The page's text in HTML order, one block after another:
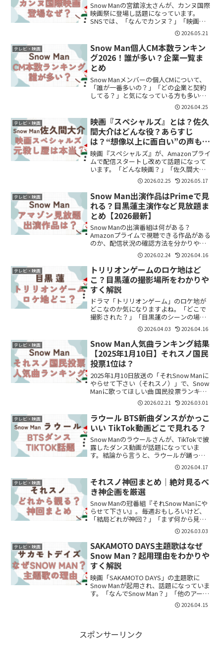
Snow Manの宮舘涼太さんが、カンヌ国際
映画祭に登場し話題になっています。
SNSでは、「なんでカンヌ？」「映画出
てたの？」「海外でも館様してるｗ」と
気になった人も多かったようです。宮舘
さんは今回、映画『黒牢城』チームとし
て参加。さらにフ...
2026.05.21
テレビ・映画
Snow Man個人CM本数ランキン
グ2026！誰が多い？企業一覧ま
とめ
Snow Manメンバーの個人CMについて、
「誰が一番多いの？」「どの企業と契約
してる？」と気になっている方も多いの
ではないでしょうか。結論から言うと、
2026年時点では目黒蓮さんが最多クラス
で、メンバーごとに幅広い企業と契約し
ている状況で...
2026.04.25
テレビ・映画
映画『スペシャルズ』とは？佐久
間大介はどんな役？あらすじ
は？“想像以上に面白い”の声も話
題に
映画『スペシャルズ』が、Amazonプライ
ムで配信スタートし改めて話題になって
います。「どんな映画？」「佐久間大介
は何役？」「アクション系？」「重い作
品？」と気になっている人も多いのでは
ないでしょうか。結論から言うと、『ス
ペシャルズ』は“殺...
2026.02.25 2026.05.17
テレビ・映画
Snow Man出演作品はPrimeで見
れる？目黒蓮主演作など見放題ま
とめ【2026最新】
Snow Manの出演番組は何がある？
Amazonプライムで視聴できる作品がある
のか、配信状況の確認方法を分かりやす
くまとめました。 2026.02.24 2026.04.16
テレビ・映画
トリリオンゲームのロケ地はど
こ？目黒蓮の撮影場所をわかりや
すく解説
ドラマ「トリリオンゲーム」のロケ地が
どこなのか気になりますよね。「どこで
撮影された？」「目黒蓮のシーンの場所
は？」と調べている方も多いと思いま
す。結論からいうと、ロケ地のひとつは
「ホテルスプリングス幕張」とされてい
ます。この記事では、撮影場...
2026.04.03 2026.04.16
テレビ・映画
Snow Man人気曲ランキング結果
【2025年1月10日】それスノ国民
投票1位は？
2025年1月10日放送の「それSnow Manに
やらせて下さい（それスノ）」で、Snow
Manに歌ってほしい曲 国民投票ランキン
グが発表されました。応募総数はなんと
12.5万越え！「順位は？」「1位は何？」
「君彼は何位？」と気になってい...
2026.02.21 2026.03.01
テレビ・映画
ラウール BTS新曲ダンスがかっこ
いい TikTok動画どこで見れる？
Snow Manのラウールさんが、TikTokで披
露したダンス動画が話題になっていま
す。結論から言うと、ラウールが踊って
いるのはBTSの楽曲で、TikTokで公開され
た動画から視聴できます。この記事で
は、動画の内容やどこで見れるのかをわ
かり...
2026.04.17
テレビ・映画
それスノ神回まとめ｜絶対見るべ
き神企画を厳選
Snow Manの冠番組『それSnow Manにや
らせて下さい』。毎週おもしろいけど、
「結局どれが神回？」「まず何から見れ
ばいい？」すでに70本を超える配信があ
り、何から観るか迷いますよね。ファン
評価が高い神回を厳選してまとめます。
① それ...
2026.03.03
テレビ・映画
SAKAMOTO DAYS主題歌はなぜ
Snow Man？起用理由をわかりや
すく解説
映画「SAKAMOTO DAYS」の主題歌に
Snow Manが起用され、話題になっていま
す。「なんでSnow Man？」「他のアーテ
ィストじゃなくて理由あるの？」と気に
なった方も多いのではないでしょうか。
2026.04.15
スポンサーリンク